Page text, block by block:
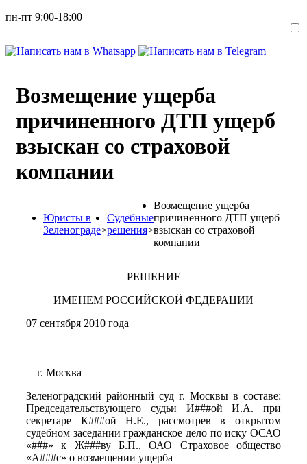
пн-пт 9:00-18:00
Возмещение ущерба
причиненного ДТП ущерб
взыскан со страховой
компании
Юристы в
Зеленограде>
Судебные
решения>
Возмещение ущерба
причиненного ДТП ущерб
взыскан со страховой
компании
РЕШЕНИЕ
ИМЕНЕМ РОССИЙСКОЙ ФЕДЕРАЦИИ
07 сентября 2010 года
г. Москва
Зеленоградский районный суд г. Москвы в составе:
Председательствующего судьи И###ой И.А. при
секретаре К###ой Н.Е., рассмотрев в открытом
судебном заседании гражданское дело по иску ОСАО
«###» к Ж###ву Б.П., ОАО Страховое общество
«А###с» о возмещении ущерба